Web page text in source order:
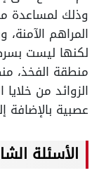
وذلك لمساعدة
المراهم الآمنة،
لكنها ليست
منطقة الفخذ،
الزوائد من
عصبية بالإضافة
الأسئلة